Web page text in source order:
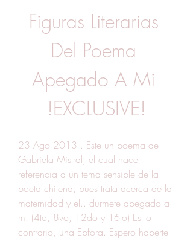
Figuras Literarias
Del Poema
Apegado A Mi
!EXCLUSIVE!
23 Ago 2013 . Este un poema de
Gabriela Mistral, el cual hace
referencia a un tema sensible de la
poeta chilena, pues trata acerca de la
maternidad y el.. durmete apegado a
m! (4to, 8vo, 12do y 16to) Es lo
contrario, una Epfora. Espero haberte